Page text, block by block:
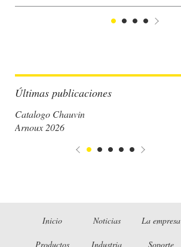
Últimas publicaciones
Catalogo Chauvin
Arnoux 2026
Inicio Noticias La empresa
Productos Industria Soporte